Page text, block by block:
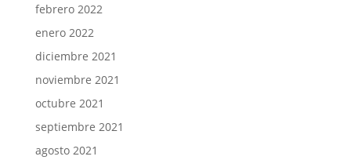
febrero 2022
enero 2022
diciembre 2021
noviembre 2021
octubre 2021
septiembre 2021
agosto 2021